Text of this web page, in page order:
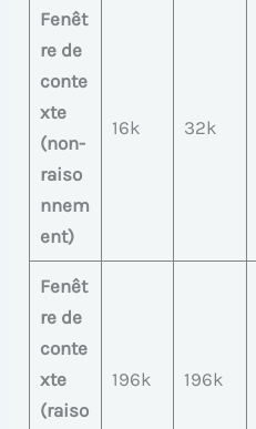
Fenêt
re de
conte
xte
(non-
raiso
nnem
ent)
16k 32k
Fenêt
re de
conte
xte
(raiso
196k 196k